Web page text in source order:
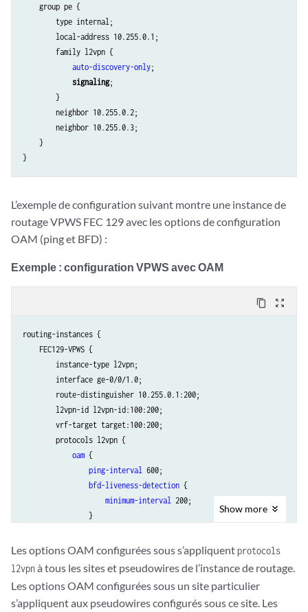
    group pe {
        type internal;
        local-address 10.255.0.1;
        family l2vpn {
auto-discovery-only;
signaling;
        }
        neighbor 10.255.0.2;
        neighbor 10.255.0.3;
    }
L’exemple de configuration suivant montre une instance de
routage VPWS FEC 129 avec les options de configuration
OAM (ping et BFD) :
Exemple : configuration VPWS avec OAM
content_copy zoom_out_map
routing-instances {
    FEC129-VPWS {
        instance-type l2vpn;
        interface ge-0/0/1.0;
        route-distinguisher 10.255.0.1:200;
        l2vpn-id l2vpn-id:100:200;
        vrf-target target:100:200;
        protocols l2vpn {
oam {
ping-interval 600;
bfd-liveness-detection {
minimum-interval
200;
                }
            site CUSTOMER {
                oam {
                    ping-interval 600;
                    bfd-liveness-detection {
Show more
Les options OAM configurées sous s’appliquentprotocols
l2vpnà tous les sites et pseudowires de l’instance de routage.
Les options OAM configurées sous un site particulier
s’appliquent aux pseudowires configurés sous ce site. Les